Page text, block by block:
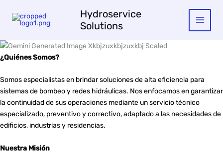
content
Hydroservice
Solutions
¿Quiénes Somos?
Somos especialistas en brindar soluciones de alta eficiencia para
sistemas de bombeo y redes hidráulicas. Nos enfocamos en garantizar
la continuidad de sus operaciones mediante un servicio técnico
especializado, preventivo y correctivo, adaptado a las necesidades de
edificios, industrias y residencias.
Nuestra Misión